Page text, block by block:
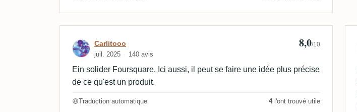
Avis de Carlitooo
Carlitooo
juil. 2025 140 avis
8,0/10
Ein solider Foursquare. Ici aussi, il peut se faire une idée plus précise
de ce qu'est un produit.
Traduction automatique 4l'ont trouvé utile